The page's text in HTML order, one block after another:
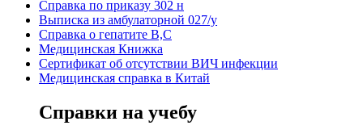
Справка по приказу 302 н
Выписка из амбулаторной 027/у
Справка о гепатите B,C
Медицинская Книжка
Сертификат об отсутствии ВИЧ инфекции
Медицинская справка в Китай
Справки на учебу